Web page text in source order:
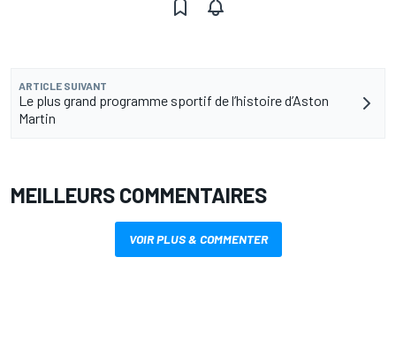
ARTICLE SUIVANT
Le plus grand programme sportif de l’histoire d’Aston
Martin
MEILLEURS COMMENTAIRES
VOIR PLUS & COMMENTER